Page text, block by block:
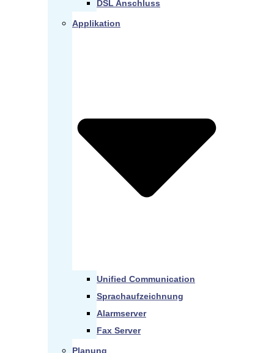
DSL Anschluss
Applikation
Unified Communication
Sprachaufzeichnung
Alarmserver
Fax Server
Planung